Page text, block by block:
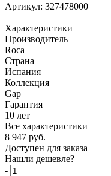
Артикул: 327478000
Характеристики
Производитель
Roca
Страна
Испания
Коллекция
Gap
Гарантия
10 лет
Все характеристики
8 947 руб.
Доступен для заказа
Нашли дешевле?
-